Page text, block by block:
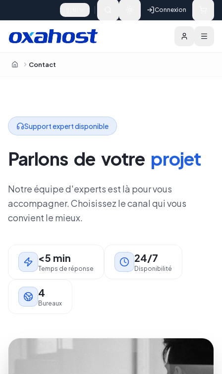
Connexion
OxaHost Sénégal
Contact
Support expert disponible
Parlons de votre projet
Notre équipe d'experts est là pour vous
accompagner. Choisissez le canal qui vous
convient le mieux.
<5 min
Temps de réponse
24/7
Disponibilité
4
Bureaux